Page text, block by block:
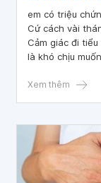
em có triệu
Cứ cách vài
Cảm giác đi
là khó chịu
em tìm hiểu thì
Chữa trị ra sao
Xem thêm